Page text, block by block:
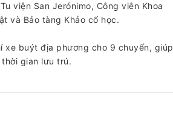
viện San Jerónimo, Công viên Khoa
và Bảo tàng Khảo cổ học.
xe buýt địa phương cho 9 chuyến, giúp
gian lưu trú.